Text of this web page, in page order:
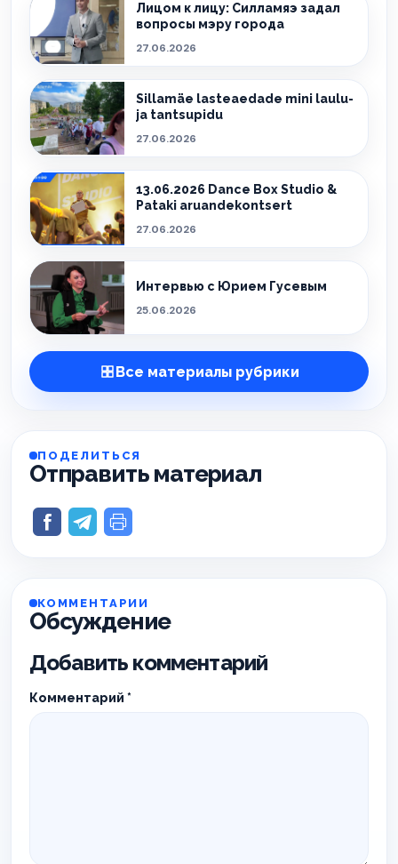
Лицом к лицу: Силламяэ задал
вопросы мэру города
27.06.2026
Sillamäe lasteaedade mini laulu-
ja tantsupidu
27.06.2026
13.06.2026 Dance Box Studio &
Pataki aruandekontsert
27.06.2026
Интервью с Юрием Гусевым
25.06.2026
Все материалы рубрики
ПОДЕЛИТЬСЯ
Отправить материал
КОММЕНТАРИИ
Обсуждение
Добавить комментарий
Комментарий *